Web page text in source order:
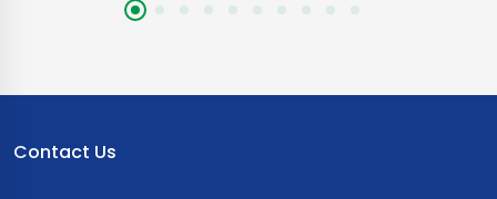
Contact Us